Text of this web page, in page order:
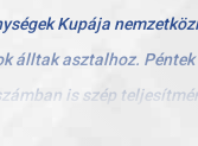
Kupája
álltak asztalhoz.
is szép